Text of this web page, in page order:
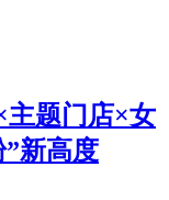
主题门店×女
”新高度